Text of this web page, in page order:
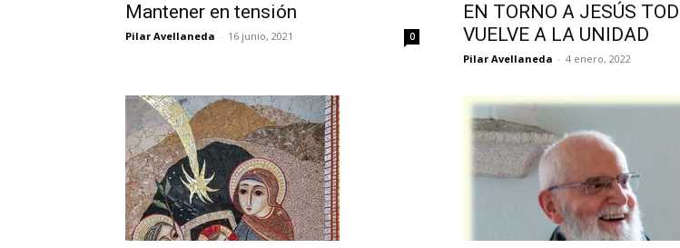
Mantener en tensión
Pilar Avellaneda - 16 junio, 2021 0
EN TORNO A JESÚS
VUELVE A LA UNIDAD
Pilar Avellaneda - 4 enero, 2022